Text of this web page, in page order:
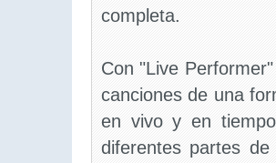
completa.
Con "Live
canciones de una
en vivo y en
diferentes partes de